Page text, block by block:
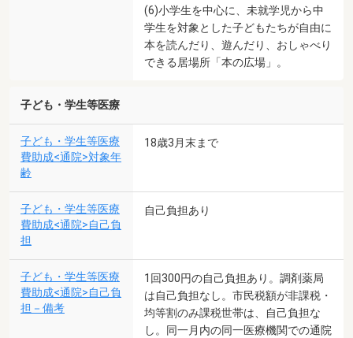
(6)小学生を中心に、未就学児から中
学生を対象とした子どもたちが自由に
本を読んだり、遊んだり、おしゃべり
できる居場所「本の広場」。
子ども・学生等医療
子ども・学生等医療
費助成<通院>対象年
齢
18歳3月末まで
子ども・学生等医療
費助成<通院>自己負
担
自己負担あり
子ども・学生等医療
費助成<通院>自己負
担－備考
1回300円の自己負担あり。調剤薬局
は自己負担なし。市民税額が非課税・
均等割のみ課税世帯は、自己負担な
し。同一月内の同一医療機関での通院